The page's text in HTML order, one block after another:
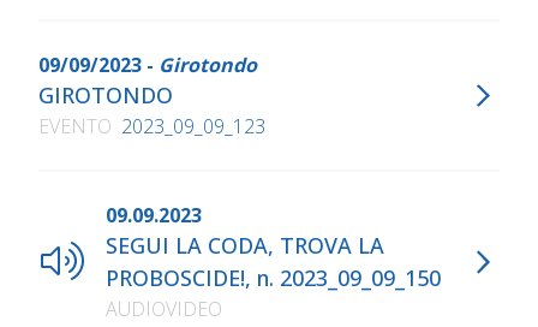
09/09/2023 - Girotondo
GIROTONDO
EVENTO 2023_09_09_123
09.09.2023
SEGUI LA CODA, TROVA LA
PROBOSCIDE!, n. 2023_09_09_150
AUDIOVIDEO